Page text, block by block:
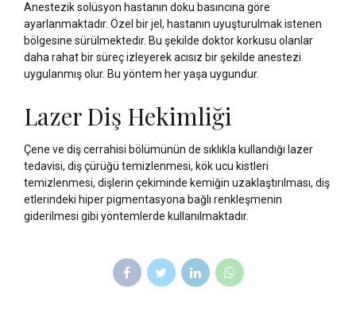
Anestezik solüsyon hastanın doku basıncına göre
ayarlanmaktadır. Özel bir jel, hastanın uyuşturulmak istenen
bölgesine sürülmektedir. Bu şekilde doktor korkusu olanlar
daha rahat bir süreç izleyerek acısız bir şekilde anestezi
uygulanmış olur. Bu yöntem her yaşa uygundur.
Lazer Diş Hekimliği
Çene ve diş cerrahisi bölümünün de sıklıkla kullandığı lazer
tedavisi, diş çürüğü temizlenmesi, kök ucu kistleri
temizlenmesi, dişlerin çekiminde kemiğin uzaklaştırılması, diş
etlerindeki hiper pigmentasyona bağlı renkleşmenin
giderilmesi gibi yöntemlerde kullanılmaktadır.